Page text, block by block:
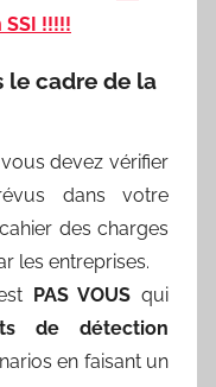
SSI !!!!!
le cadre de la
devez vérifier
dans votre
des charges
les entreprises.
PAS VOUS qui
de détection
en faisant un